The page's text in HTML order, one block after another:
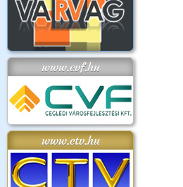
www.cvf.hu
www.ctv.hu